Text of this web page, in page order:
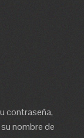
contraseña,
nombre de